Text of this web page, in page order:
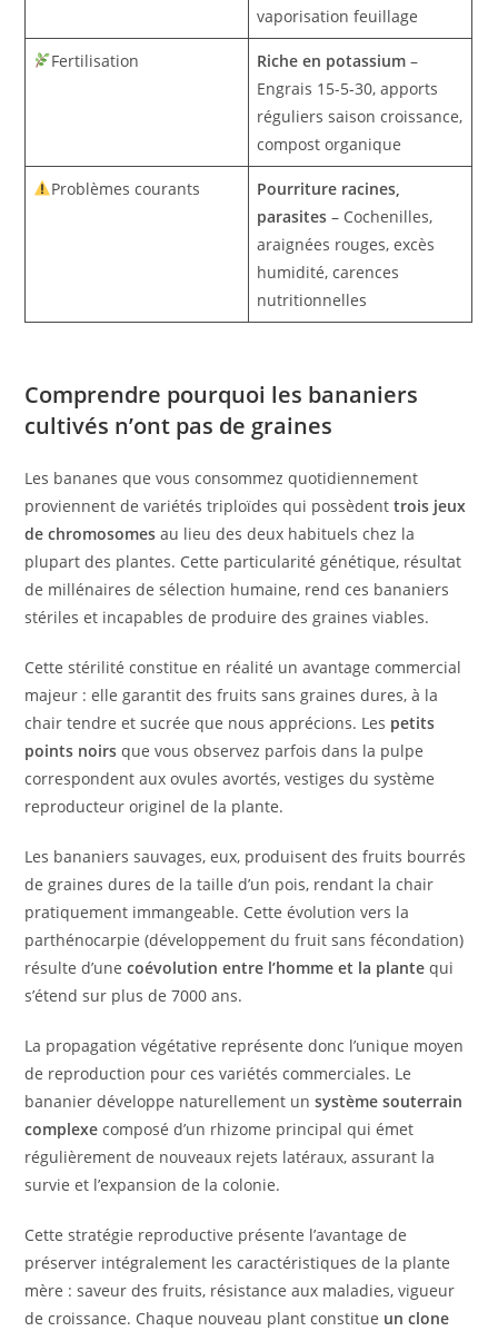
vaporisation feuillage
Fertilisation Riche en potassium –
Engrais 15-5-30, apports
réguliers saison croissance,
compost organique
Problèmes courants
Pourriture racines,
parasites – Cochenilles,
araignées rouges, excès
humidité, carences
nutritionnelles
Comprendre pourquoi les bananiers
cultivés n’ont pas de graines
Les bananes que vous consommez quotidiennement
proviennent de variétés triploïdes qui possèdenttrois jeux
de chromosomes au lieu des deux habituels chez la
plupart des plantes. Cette particularité génétique, résultat
de millénaires de sélection humaine, rend ces bananiers
stériles et incapables de produire des graines viables.
Cette stérilité constitue en réalité un avantage commercial
majeur : elle garantit des fruits sans graines dures, à la
chair tendre et sucrée que nous apprécions. Les petits
points noirs que vous observez parfois dans la pulpe
correspondent aux ovules avortés, vestiges du système
reproducteur originel de la plante.
Les bananiers sauvages, eux, produisent des fruits bourrés
de graines dures de la taille d’un pois, rendant la chair
pratiquement immangeable. Cette évolution vers la
parthénocarpie (développement du fruit sans fécondation)
résulte d’unecoévolution entre l’homme et la plante qui
s’étend sur plus de 7000 ans.
La propagation végétative représente donc l’unique moyen
de reproduction pour ces variétés commerciales. Le
bananier développe naturellement unsystème souterrain
complexe composé d’un rhizome principal qui émet
régulièrement de nouveaux rejets latéraux, assurant la
survie et l’expansion de la colonie.
Cette stratégie reproductive présente l’avantage de
préserver intégralement les caractéristiques de la plante
mère : saveur des fruits, résistance aux maladies, vigueur
de croissance. Chaque nouveau plant constitue un clone